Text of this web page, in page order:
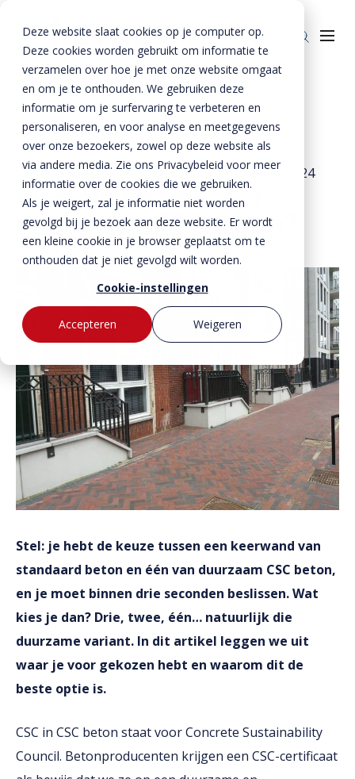
Deze website slaat cookies op je computer op.
Deze cookies worden gebruikt om informatie te
verzamelen over hoe je met onze website omgaat
en om je te onthouden. We gebruiken deze
informatie om je surfervaring te verbeteren en
personaliseren, en voor analyse en meetgegevens
over onze bezoekers, zowel op deze website als
via andere media. Zie ons Privacybeleid voor meer
informatie over de cookies die we gebruiken.
Als je weigert, zal je informatie niet worden
gevolgd bij je bezoek aan deze website. Er wordt
een kleine cookie in je browser geplaatst om te
onthouden dat je niet gevolgd wilt worden.
Cookie-instellingen
Accepteren
Weigeren
Bestekservice
Downloads
Werken bij
Producten
Enkelkerende keerwanden
Dubbelkerende keerwanden
Zwaarbelastbare keerwanden
Zwaluwwanden
Bloktraptreden
Oplossingen
Infra & Openbare ruimte
Sport & Recreatie
Op- en overslag
Waterkeringen
BTE Groep
Onze verhalen
Over ons
Duurzaamheid
MVO
Home » Nieuws » Waarom kiezen voor duurzamer CSC beton?
17 januari 2022- Bijgewerkt op11 november 2024
Waarom kiezen voor
duurzamer CSC beton?
Stel: je hebt de keuze tussen een keerwand van
standaard beton en één van duurzaam CSC beton,
en je moet binnen drie seconden beslissen. Wat
kies je dan? Drie, twee, één… natuurlijk die
duurzame variant. In dit artikel leggen we uit
waar je voor gekozen hebt en waarom dit de
beste optie is.
CSC in CSC beton staat voor Concrete Sustainability
Council. Betonproducenten krijgen een CSC-certificaat